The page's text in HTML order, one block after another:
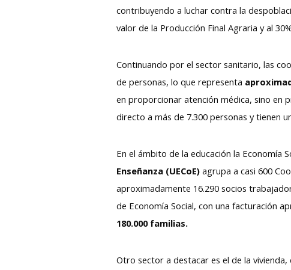
contribuyendo a luchar contra la
valor de la Producción Final Agraria y al
Continuando por el sector sanitario, las
de personas, lo que representa
en proporcionar atención médica, sino en
directo a más de 7.300 personas y tienen
En el ámbito de la educación la Economía
Enseñanza (UECoE) agrupa a casi 600
aproximadamente 16.290 socios
de Economía Social, con una facturación
180.000 familias.
Otro sector a destacar es el de la vivienda,